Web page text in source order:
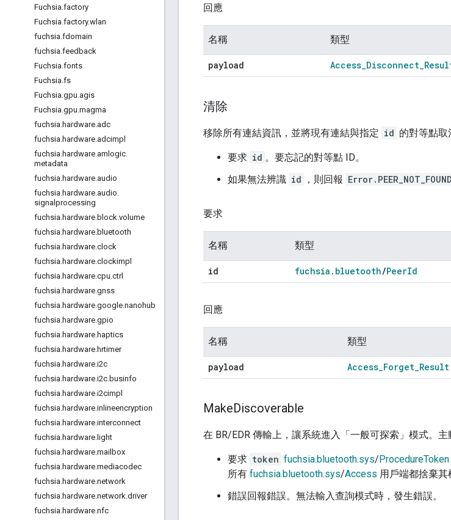
Fuchsia.factory
Fuchsia.factory.wlan
fuchsia.fdomain
fuchsia.feedback
Fuchsia.fonts
Fuchsia.fs
Fuchsia.gpu.agis
Fuchsia.gpu.magma
fuchsia.hardware.adc
fuchsia.hardware.adcimpl
fuchsia.hardware.amlogic.
metadata
fuchsia.hardware.audio
fuchsia.hardware.audio.
signalprocessing
fuchsia.hardware.block.volume
fuchsia.hardware.bluetooth
fuchsia.hardware.clock
fuchsia.hardware.clockimpl
fuchsia.hardware.cpu.ctrl
fuchsia.hardware.gnss
fuchsia.hardware.google.nanohub
fuchsia.hardware.gpio
fuchsia.hardware.haptics
fuchsia.hardware.hrtimer
fuchsia.hardware.i2c
fuchsia.hardware.i2c.businfo
fuchsia.hardware.i2cimpl
fuchsia.hardware.inlineencryption
fuchsia.hardware.interconnect
fuchsia.hardware. light
fuchsia.hardware.mailbox
fuchsia.hardware.mediacodec
fuchsia.hardware.network
fuchsia.hardware.network.driver
fuchsia.hardware.nfc
回應
名稱 類型
payload Access_Disconnect_
清除
移除所有連結資訊，並將現有連結與指定 id 的對等點取
要求 id 。要忘記的對等點 ID。
如果無法辨識 id ，則回報 Error.PEER_NOT_FOUND
要求
名稱 類型
id fuchsia . bluetooth/PeerId
回應
名稱 類型
payload Access_Forget_Result
MakeDiscoverable
在 BR/EDR 傳輸上，讓系統進入「一般可探索」模式。
要求 token fuchsia.bluetooth.sys/ProcedureToken
所有 fuchsia.bluetooth.sys/Access 用戶端都捨棄其
錯誤回報錯誤。無法輸入查詢模式時，發生錯誤。